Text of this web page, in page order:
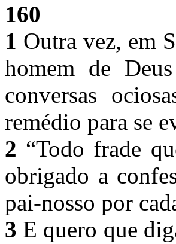
160
1 Outra vez, em
homem de
conversas
remédio para se
2 “Todo frade
obrigado a
pai-nosso por
3 E quero que